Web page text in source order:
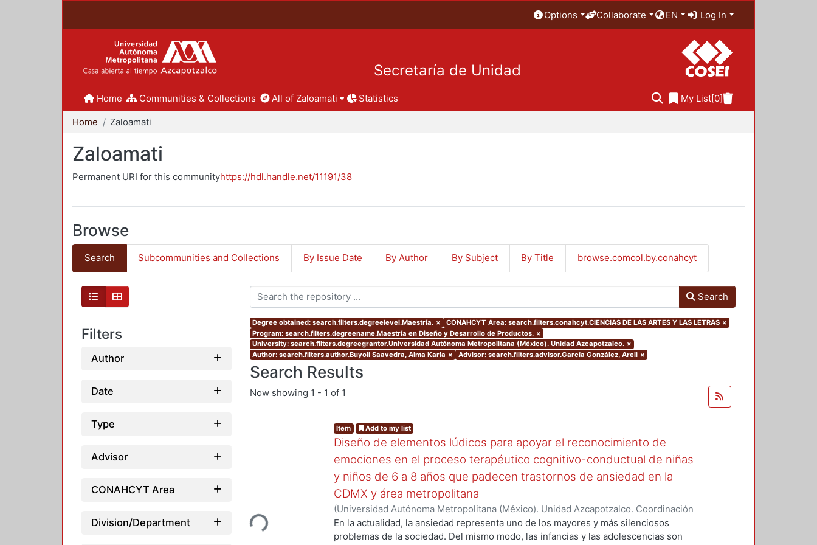
Options Collaborate EN Log In
Secretaría de Unidad
Home Communities & Collections All of Zaloamati Statistics My List[0]
Home Zaloamati
Zaloamati
Permanent URI for this communityhttps://hdl.handle.net/11191/38
Browse
Search Subcommunities and Collections By Issue Date By Author By Subject By Title browse.comcol.by.conahcyt
Filters
Author
Date
Type
Advisor
CONAHCYT Area
Division/Department
Search
Degree obtained: search.filters.degreelevel.Maestría. × CONAHCYT Area: search.filters.conahcyt.CIENCIAS DE LAS ARTES Y LAS LETRAS ×
Program: search.filters.degreename.Maestría en Diseño y Desarrollo de Productos. ×
University: search.filters.degreegrantor.Universidad Autónoma Metropolitana (México). Unidad Azcapotzalco. ×
Author: search.filters.author.Buyoli Saavedra, Alma Karla × Advisor: search.filters.advisor.García González, Areli ×
Search Results
Now showing 1 - 1 of 1
Loading...
Item Add to my list
Diseño de elementos lúdicos para apoyar el reconocimiento de
emociones en el proceso terapéutico cognitivo-conductual de niñas
y niños de 6 a 8 años que padecen trastornos de ansiedad en la
CDMX y área metropolitana
(Universidad Autónoma Metropolitana (México). Unidad Azcapotzalco. Coordinación
de Servicios de Información. ,2024-02) Buyoli Saavedra, Alma Karla
En la actualidad, la ansiedad representa uno de los mayores y más silenciosos
problemas de la sociedad. Del mismo modo, las infancias y las adolescencias son